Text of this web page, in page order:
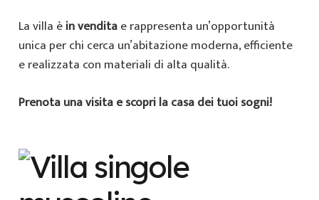
La villa èin venditae rappresenta un’opportunità
unica per chi cerca un’abitazione moderna, efficiente
e realizzata con materiali di alta qualità.
Prenota una visita e scopri la casa dei tuoi sogni!